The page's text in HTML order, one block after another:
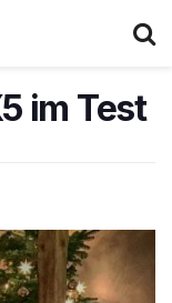
im Test